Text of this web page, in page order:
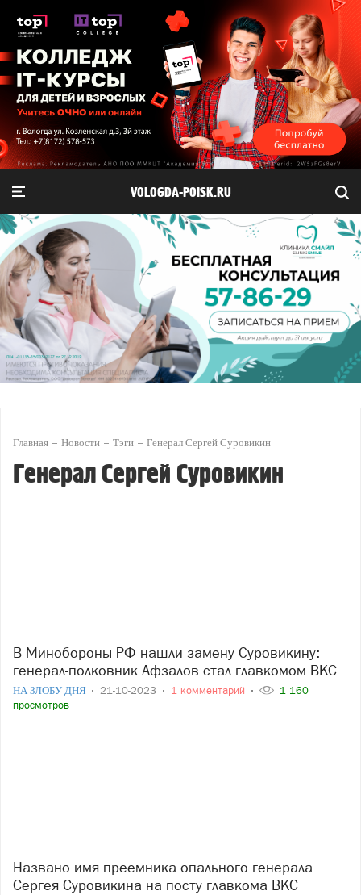
VOLOGDA-POISK.RU
Главная Новости Тэги Генерал Сергей Суровикин
Генерал Сергей Суровикин
В Минобороны РФ нашли замену Суровикину:
генерал-полковник Афзалов стал главкомом ВКС
НА ЗЛОБУ ДНЯ 21-10-2023 1 комментарий
1 160
просмотров
Названо имя преемника опального генерала
Сергея Суровикина на посту главкома ВКС